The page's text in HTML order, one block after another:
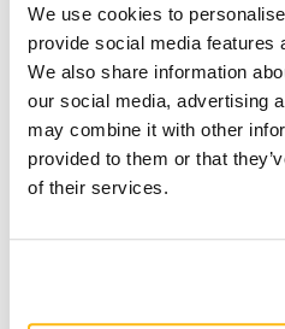
We use cookies to
provide social media features
We also share information
our social media, advertising
may combine it with other
provided to them or that
of their services.
Ln, w : 68 - 20 dB